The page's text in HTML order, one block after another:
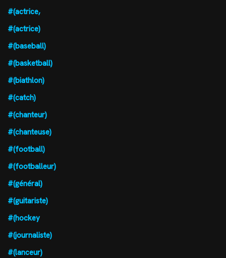
#(actrice,
#(actrice)
#(baseball)
#(basketball)
#(biathlon)
#(catch)
#(chanteur)
#(chanteuse)
#(football)
#(footballeur)
#(général)
#(guitariste)
#(hockey
#(journaliste)
#(lanceur)